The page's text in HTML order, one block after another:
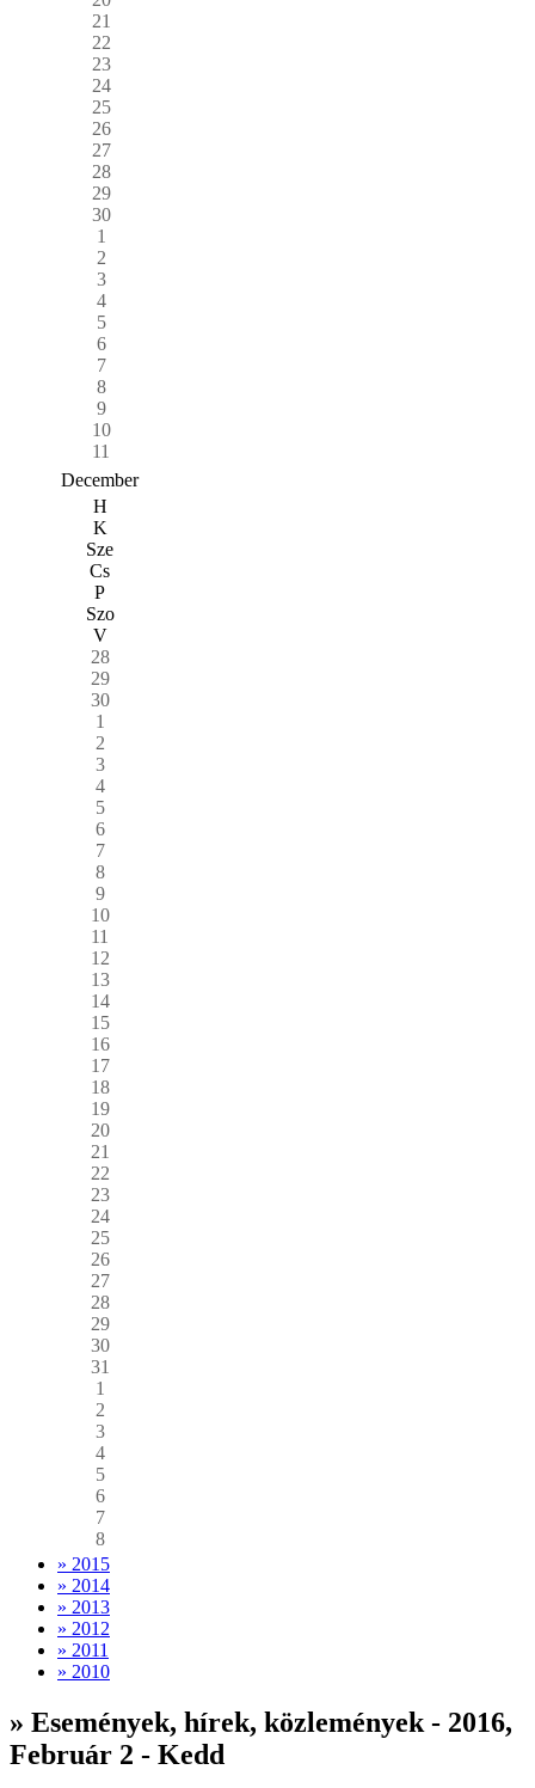
21
22
23
24
25
26
27
28
29
30
1
2
3
4
5
6
7
8
9
10
11
December
H
K
Sze
Cs
P
Szo
V
28
29
30
1
2
3
4
5
6
7
8
9
10
11
12
13
14
15
16
17
18
19
20
21
22
23
24
25
26
27
28
29
30
31
1
2
3
4
5
6
7
8
» 2015
» 2014
» 2013
» 2012
» 2011
» 2010
» Események, hírek, közlemények - 2016,
Február 2 - Kedd